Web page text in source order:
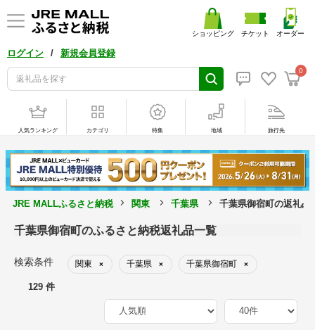
ログイン / 新規会員登録
0
ショッピング チケット オーダー
人気ランキング カテゴリ 特集 地域 旅行先
JRE MALLふるさと納税 関東 千葉県 千葉県御宿町の返礼品
千葉県御宿町のふるさと納税返礼品一覧
検索条件 関東 × 千葉県 × 千葉県御宿町 ×
129 件